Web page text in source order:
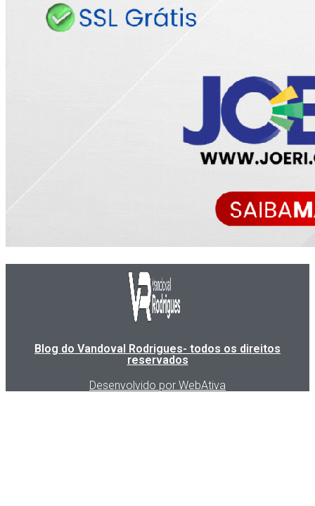
Blog do Vandoval Rodrigues- todos os direitos
reservados
Desenvolvido por WebAtiva